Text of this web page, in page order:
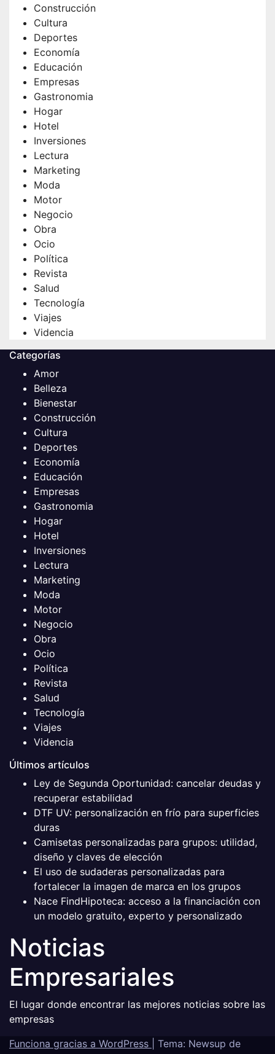
Construcción
Cultura
Deportes
Economía
Educación
Empresas
Gastronomia
Hogar
Hotel
Inversiones
Lectura
Marketing
Moda
Motor
Negocio
Obra
Ocio
Política
Revista
Salud
Tecnología
Viajes
Videncia
Categorías
Amor
Belleza
Bienestar
Construcción
Cultura
Deportes
Economía
Educación
Empresas
Gastronomia
Hogar
Hotel
Inversiones
Lectura
Marketing
Moda
Motor
Negocio
Obra
Ocio
Política
Revista
Salud
Tecnología
Viajes
Videncia
Últimos artículos
Ley de Segunda Oportunidad: cancelar deudas y
recuperar estabilidad
DTF UV: personalización en frío para superficies
duras
Camisetas personalizadas para grupos: utilidad,
diseño y claves de elección
El uso de sudaderas personalizadas para
fortalecer la imagen de marca en los grupos
Nace FindHipoteca: acceso a la financiación con
un modelo gratuito, experto y personalizado
Noticias
Empresariales
El lugar donde encontrar las mejores noticias sobre las
empresas
Funciona gracias a WordPress
Tema: Newsup de